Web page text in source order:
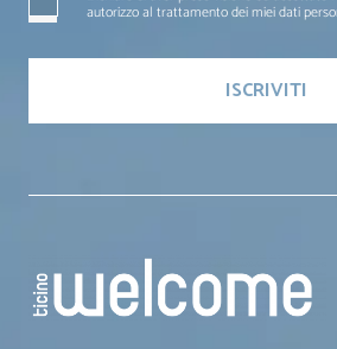
autorizzo al trattamento dei miei dati